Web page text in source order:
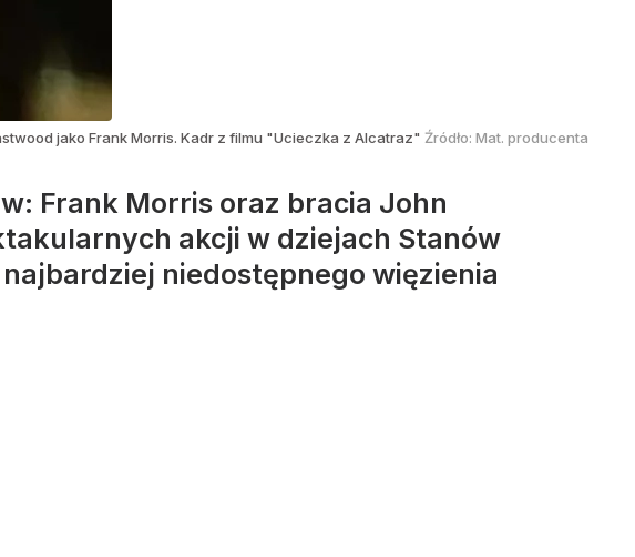
jako Frank Morris. Kadr z filmu "Ucieczka z Alcatraz" Źródło: Mat. producenta
Frank Morris oraz bracia John
akcji w dziejach Stanów
niedostępnego więzienia